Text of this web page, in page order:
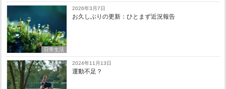
日常生活
2026年3月7日
お久しぶりの更新：ひとまず近況報告
2024年11月13日
運動不足？